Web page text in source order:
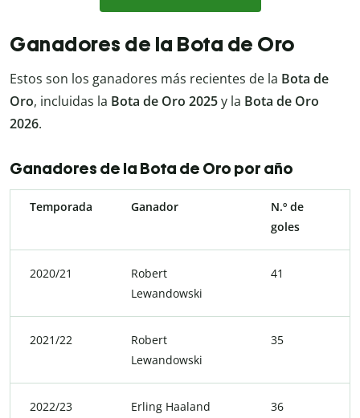
Ganadores de la Bota de Oro
Estos son los ganadores más recientes de la Bota de
Oro, incluidas la Bota de Oro 2025y la Bota de Oro
2026.
Ganadores de la Bota de Oro por año
Temporada Ganador
N.º de
goles
2020/21
Robert
Lewandowski
41
2021/22
Robert
Lewandowski
35
2022/23 Erling Haaland 36